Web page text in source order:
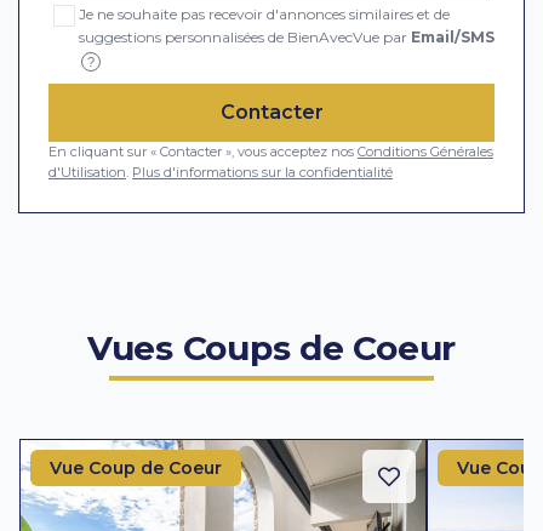
Je ne souhaite pas recevoir d'annonces similaires et de
suggestions personnalisées de BienAvecVue par Email/SMS
?
Contacter
En cliquant sur « Contacter », vous acceptez nos Conditions Générales
d'Utilisation Plus d'informations sur la confidentialité
Vues Coups de Coeur
Vue Coup de Coeur Vue